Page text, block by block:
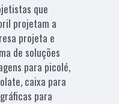
que
projetam a
projeta e
de soluções
para picolé,
caixa para
para